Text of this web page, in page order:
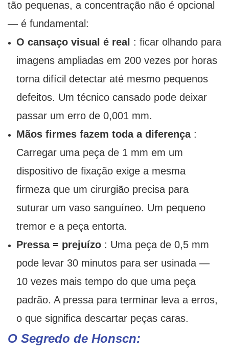
tão pequenas, a concentração não é opcional
— é fundamental:
O cansaço visual é real : ficar olhando para
imagens ampliadas em 200 vezes por horas
torna difícil detectar até mesmo pequenos
defeitos. Um técnico cansado pode deixar
passar um erro de 0,001 mm.
Mãos firmes fazem toda a diferença:
Carregar uma peça de 1 mm em um
dispositivo de fixação exige a mesma
firmeza que um cirurgião precisa para
suturar um vaso sanguíneo. Um pequeno
tremor e a peça entorta.
Pressa = prejuízo: Uma peça de 0,5 mm
pode levar 30 minutos para ser usinada —
10 vezes mais tempo do que uma peça
padrão. A pressa para terminar leva a erros,
o que significa descartar peças caras.
O Segredo de Honscn: